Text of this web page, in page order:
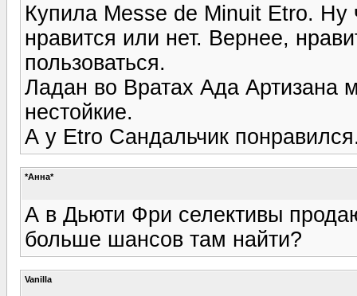
Купила Messe de Minuit Etro.
нравится или нет. Вернее,
пользоваться.
Ладан во Вратах Ада Артизана
нестойкие.
А у Etro Сандальчик
*Анна*
А в Дьюти Фри селективы
больше шансов там найти?
Vanilla